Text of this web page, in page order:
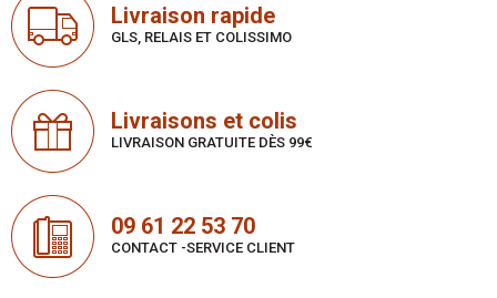
Livraison rapide
GLS, RELAIS ET COLISSIMO
Livraisons et colis
LIVRAISON GRATUITE DÈS 99€
09 61 22 53 70
CONTACT -SERVICE CLIENT